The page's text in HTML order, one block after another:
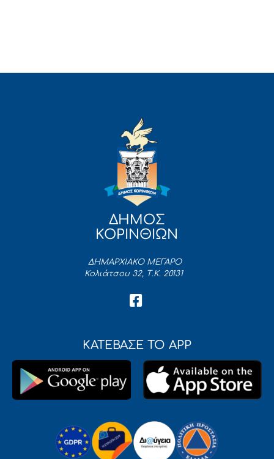
ΔΗΜΟΣ
ΚΟΡΙΝΘΙΩΝ
ΔΗΜΑΡΧΙΑΚΟ ΜΕΓΑΡΟ
Κολιάτσου 32, Τ.Κ. 20131
ΚΑΤΕΒΑΣΕ ΤΟ APP